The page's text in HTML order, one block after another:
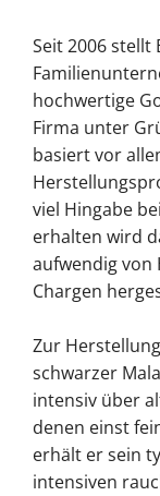
Seit 2006 stellt
hochwertige
Firma unter
basiert vor
viel Hingabe
erhalten wird
aufwendig von
Chargen
Zur
schwarzer
intensiv über
denen einst
erhält er sein
intensiven